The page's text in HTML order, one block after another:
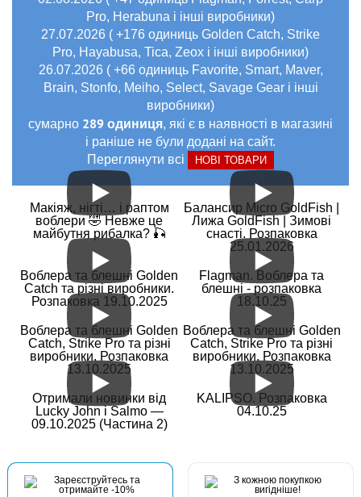
Pro, Herabuna і інші виробники)
27.07.2026 ( +176 одиниць Golden Catch, Strike
Pro, Hayabusa, Tica, Zeox і інші виробники)
26.07.2026 ( +66 одиниць Favorite, Smart, Maver,
Brain, Stonfo, Meiho, Select, Savage Gear і інші
виробники)
сумарно 289 одиниця, які є в наявності в магазині
і раніше не були додані на сайт.
Переглянути всі
НОВІ ТОВАРИ
Макіяж, нігті… і раптом
воблери 🤣 Невже це
майбутня рибалка? 🎣
Балансир Micro GoldFish |
Лижа GoldFish | Зимові
снасті. Розпаковка
25.01.2026
Воблера та блешні Golden
Catch та різні виробники.
Розпаковка 19.10.2025
Flagman. Воблера та
блешні - розпаковка
18.10.25
Воблера та блешні Golden
Catch, Strike Pro та різні
виробники. Розпаковка
13.10.2025
Воблера та блешні Golden
Catch, Strike Pro та різні
виробники. Розпаковка
13.10.2025
Отримали новинки від
Lucky John і Salmo —
09.10.2025 (Частина 2)
KALIPSO. Розпаковка
04.10.25